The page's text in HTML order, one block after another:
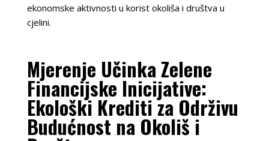
ekonomske aktivnosti u korist okoliša i društva u
cjelini.
Mjerenje Učinka Zelene
Financijske Inicijative:
Ekološki Krediti za Održivu
Budućnost na Okoliš i